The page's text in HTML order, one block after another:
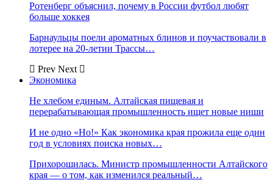
Ротенберг объяснил, почему в России футбол любят
больше хоккея
Барнаульцы поели ароматных блинов и поучаствовали в
лотерее на 20-летии Трассы…
Prev Next
Экономика
Не хлебом единым. Алтайская пищевая и
перерабатывающая промышленность ищет новые ниши
И не одно «Но!» Как экономика края прожила еще один
год в условиях поиска новых…
Прихорошилась. Министр промышленности Алтайского
края — о том, как изменился реальный…